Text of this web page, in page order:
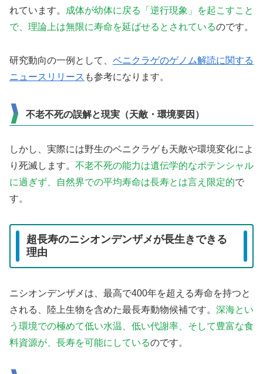
れています。
成体が幼体に戻る「逆行現象」を起こすこと
で、理論上は無限に寿命を延ばせるとされているのです。
研究動向の一例として、 ベニクラゲのゲノム解読に関する
ニュースリリース も参考になります。
不老不死の誤解と現実（天敵・環境要因）
しかし、実際には野生のベニクラゲも天敵や環境変化によ
り死滅します。 不老不死の能力は遺伝学的なポテンシャル
に過ぎず、自然界での平均寿命は長寿とは言え限定的で
す。
超長寿のニシオンデンザメが長生きできる
理由
ニシオンデンザメは、最高で400年を超える寿命を持つと
される、陸上生物を含めた最長寿動物候補です。 深海とい
う環境での極めて低い水温、低い代謝率、そして豊富な食
料資源が、長寿を可能にしているのです。